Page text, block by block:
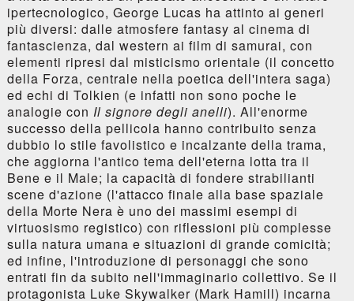
ipertecnologico, George Lucas ha attinto ai generi
più diversi: dalle atmosfere fantasy al cinema di
fantascienza, dal western ai film di samurai, con
elementi ripresi dal misticismo orientale (il concetto
della Forza, centrale nella poetica dell'intera saga)
ed echi di Tolkien (e infatti non sono poche le
analogie con Il signore degli anelli). All'enorme
successo della pellicola hanno contribuito senza
dubbio lo stile favolistico e incalzante della trama,
che aggiorna l'antico tema dell'eterna lotta tra il
Bene e il Male; la capacità di fondere strabilianti
scene d'azione (l'attacco finale alla base spaziale
della Morte Nera è uno dei massimi esempi di
virtuosismo registico) con riflessioni più complesse
sulla natura umana e situazioni di grande comicità;
ed infine, l'introduzione di personaggi che sono
entrati fin da subito nell'immaginario collettivo. Se il
protagonista Luke Skywalker (Mark Hamill) incarna